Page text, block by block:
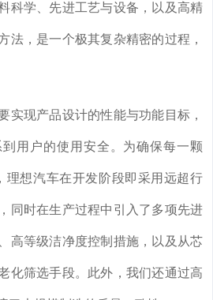
科学、先进工艺与设备，以及高精
法，是一个极其复杂精密的过程，
实现产品设计的性能与功能目标，
用户的使用安全。为确保每一颗
理想汽车在开发阶段即采用远超行
同时在生产过程中引入了多项先进
高等级洁净度控制措施，以及从芯
化筛选手段。此外，我们还通过高